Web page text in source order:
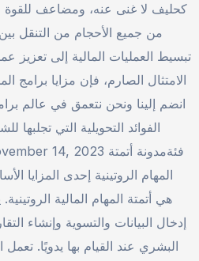
كحليف لا غنى عنه، ومضاعف للقوة
من جميع الأحجام من التنقل
تبسيط العمليات المالية إلى تعزيز
الامتثال الصارم، فإن مزايا برامج
انضم إلينا ونحن نتعمق في عالم
الفوائد التحويلية التي
المهام الروتينية إحدى المزايا
هي أتمتة المهام المالية
إدخال البيانات والتسوية وإنشاء
البشري عند القيام بها يدويًا. تعمل